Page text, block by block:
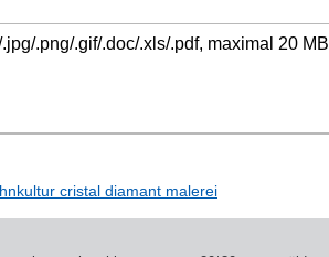
.png/.gif/.doc/.xls/.pdf, maximal 20 MB
cristal diamant malerei